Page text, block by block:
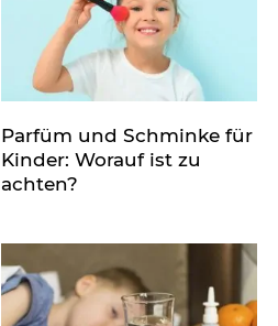
Parfüm und Schminke für
Kinder: Worauf ist zu
achten?